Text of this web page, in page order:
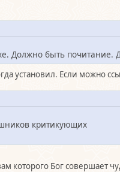
Должно быть почитание.
установил. Если можно
критикующих
которого Бог совершает